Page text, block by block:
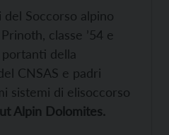
Soccorso alpino
classe ’54 e
portanti della
CNSAS e padri
sistemi di elisoccorso
Alpin Dolomites.